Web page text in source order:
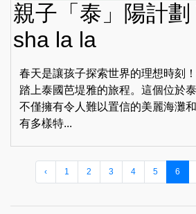
親子「泰」陽計
sha la la
春天是讓孩子探索世界的理想時刻
踏上泰國芭堤雅的旅程。這個位於
不僅擁有令人難以置信的美麗海灘
有多樣特...
‹ 1 2 3 4 5 6